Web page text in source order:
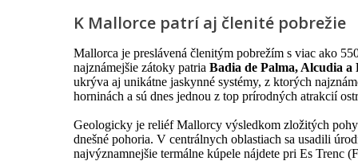
K Mallorce patrí aj členité pobrežie
Mallorca je preslávená členitým pobrežím s viac ako
najznámejšie zátoky patria Badia de Palma, Alcudia a
ukrýva aj unikátne jaskynné systémy, z ktorých
horninách a sú dnes jednou z top prírodných atrakcií
Geologicky je reliéf Mallorcy výsledkom zložitých
dnešné pohoria. V centrálnych oblastiach sa usadili
najvýznamnejšie termálne kúpele nájdete pri Es Trenc